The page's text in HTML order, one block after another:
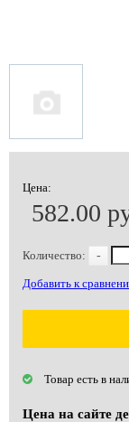
Цена:
582.00
Количество: -
Добавить к
Товар есть в
Цена на сайте